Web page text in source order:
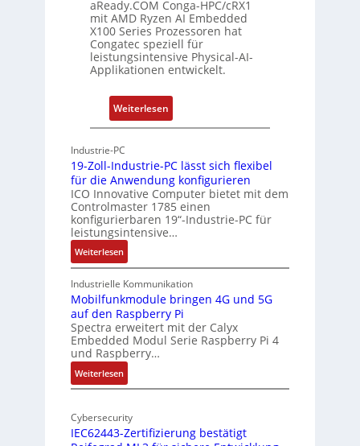
c
a
t
-
r
c
t
e
k
t
u
aReady.COM Conga-HPC/cRX1
mit AMD Ryzen AI Embedded
X100 Series Prozessoren hat
Congatec speziell für
leistungsintensive Physical-AI-
Applikationen entwickelt.
Weiterlesen:
P
s
i
c
a
I
a
n
d
g
Industrie-PC
19-Zoll-Industrie-PC lässt sich flexibel
für die Anwendung konfigurieren
ICO Innovative Computer bietet mit dem
Controlmaster 1785 einen
konfigurierbaren 19“-Industrie-PC für
leistungsintensive…
Weiterlesen:
1
9
-
Z
o
l
l
-
I
d
u
Industrielle Kommunikation
Mobilfunkmodule bringen 4G und 5G
auf den Raspberry Pi
Spectra erweitert mit der Calyx
Embedded Modul Serie Raspberry Pi 4
und Raspberry…
Weiterlesen:
M
b
i
Cybersecurity
IEC62443-Zertifizierung bestätigt